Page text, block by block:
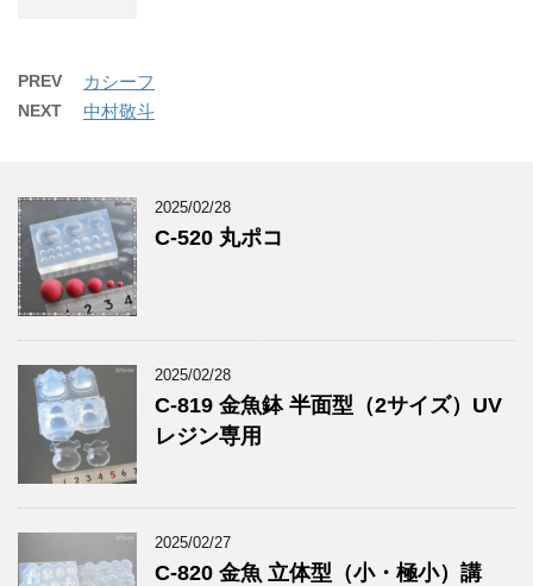
PREV カシーフ
NEXT 中村敬斗
2025/02/28
C-520 丸ポコ
2025/02/28
C-819 金魚鉢 半面型（2サイズ）UV
レジン専用
2025/02/27
C-820 金魚 立体型（小・極小）講